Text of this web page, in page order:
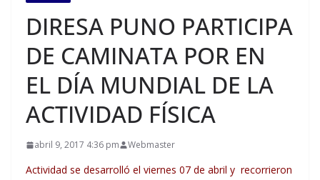
DIRESA PUNO PARTICIPA
DE CAMINATA POR EN
EL DÍA MUNDIAL DE LA
ACTIVIDAD FÍSICA
abril 9, 2017 4:36 pm Webmaster
Actividad se desarrolló el viernes 07 de abril y recorrieron